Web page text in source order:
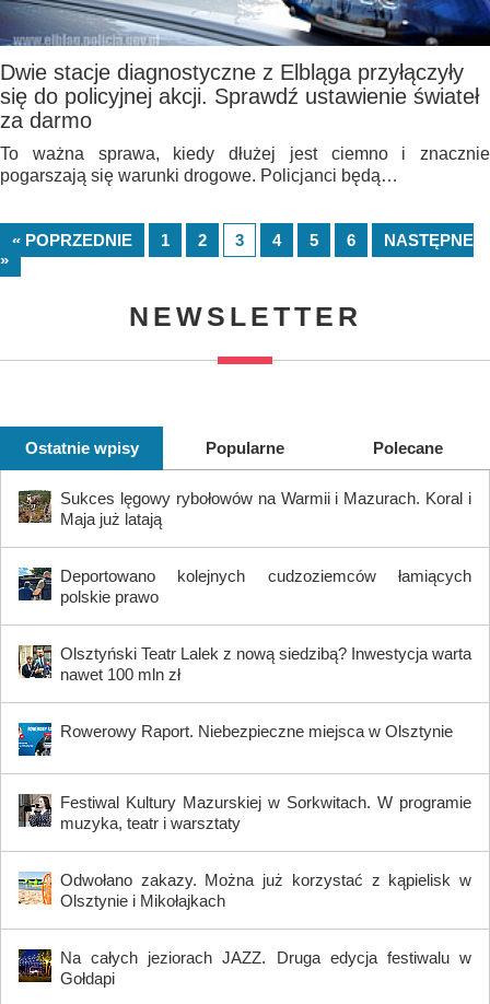
Dwie stacje diagnostyczne z Elbląga przyłączyły
się do policyjnej akcji. Sprawdź ustawienie świateł
za darmo
To ważna sprawa, kiedy dłużej jest ciemno i znacznie
pogarszają się warunki drogowe. Policjanci będą…
« POPRZEDNIE 1 2 3 4 5 6
NASTĘPNE
»
NEWSLETTER
Ostatnie wpisy Popularne Polecane
Sukces lęgowy rybołowów na Warmii i Mazurach. Koral i
Maja już latają
Deportowano kolejnych cudzoziemców łamiących
polskie prawo
Olsztyński Teatr Lalek z nową siedzibą? Inwestycja warta
nawet 100 mln zł
Rowerowy Raport. Niebezpieczne miejsca w Olsztynie
Festiwal Kultury Mazurskiej w Sorkwitach. W programie
muzyka, teatr i warsztaty
Odwołano zakazy. Można już korzystać z kąpielisk w
Olsztynie i Mikołajkach
Na całych jeziorach JAZZ. Druga edycja festiwalu w
Gołdapi